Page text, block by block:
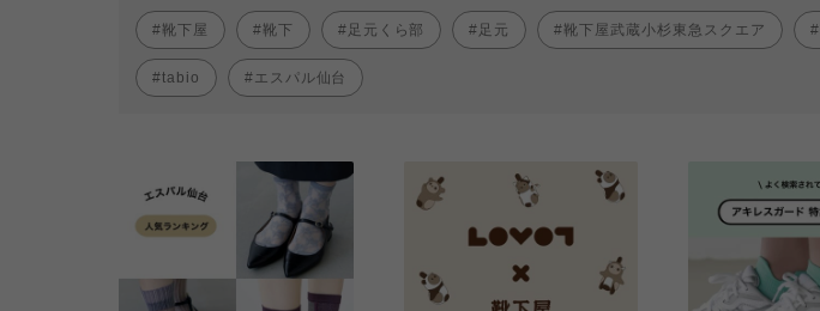
靴下屋 靴下 足元くら部 足元 靴下屋武蔵小杉東急スクエア
tabio エスパル仙台